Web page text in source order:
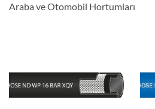
Araba ve Otomobil Hortumları